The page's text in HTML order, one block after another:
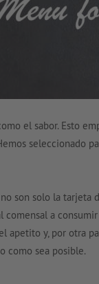
el sabor. Esto
seleccionado
son solo la
a
apetito y, por otra
como sea posible.